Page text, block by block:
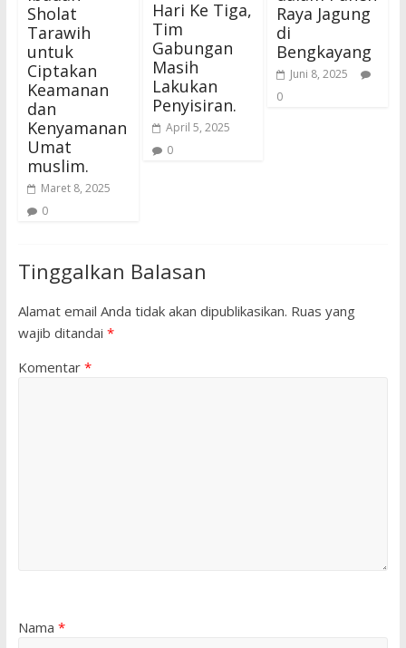
Sholat
Tarawih
untuk
Ciptakan
Keamanan
dan
Kenyamanan
Umat
muslim.
Maret 8, 2025
0
Hari Ke Tiga,
Tim
Gabungan
Masih
Lakukan
Penyisiran.
April 5, 2025
0
Raya Jagung
di
Bengkayang
Juni 8, 2025
0
Tinggalkan Balasan
Alamat email Anda tidak akan dipublikasikan. Ruas yang
wajib ditandai *
Komentar *
Nama *